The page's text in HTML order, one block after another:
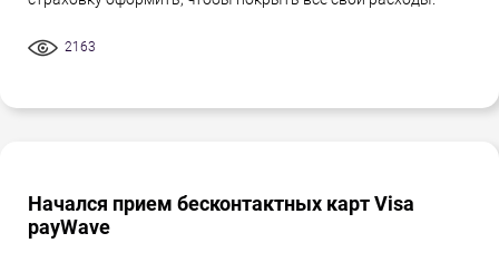
2163
Начался прием бесконтактных карт Visa
payWave